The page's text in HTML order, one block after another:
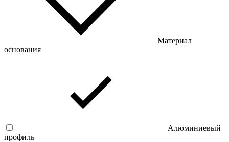
Материал
основания
Алюминиевый
профиль